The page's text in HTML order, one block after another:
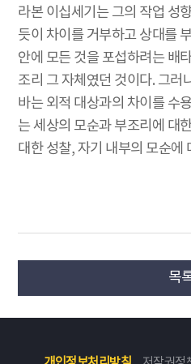
라본 이십세기는 그의 작업 성
듯이 차이를 거부하고 상대를
안에 모든 것을 포섭하려는 배
조리 그 자체였던 것이다. 그러
바는 외적 대상과의 차이를 수
는 세상의 모순과 부조리에 대
대한 성찰, 자기 내부의 모순에
목